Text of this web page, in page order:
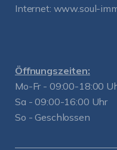
Internet: www.soul-
Öffnungszeiten:
Mo-Fr - 09:00-18:00
Sa - 09:00-16:00 Uhr
So - Geschlossen